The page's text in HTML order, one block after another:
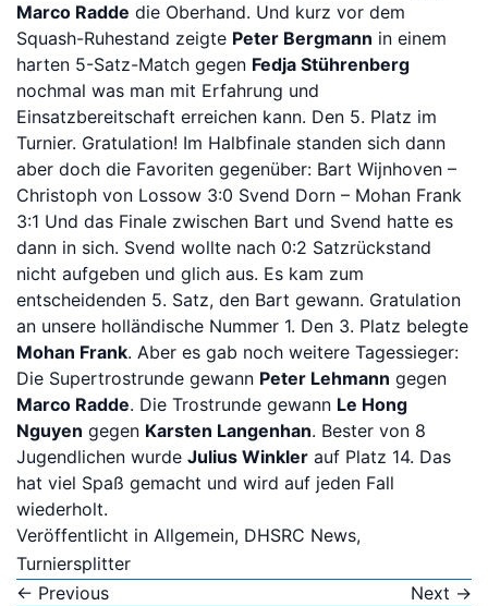
Jugend
Sponsoren
Bitte anmelden
Marco Radde die Oberhand. Und kurz vor dem
Squash-Ruhestand zeigte Peter Bergmann in einem
harten 5-Satz-Match gegen Fedja Stührenberg
nochmal was man mit Erfahrung und
Einsatzbereitschaft erreichen kann. Den 5. Platz im
Turnier. Gratulation! Im Halbfinale standen sich dann
aber doch die Favoriten gegenüber: Bart Wijnhoven –
Christoph von Lossow 3:0 Svend Dorn – Mohan Frank
3:1 Und das Finale zwischen Bart und Svend hatte es
dann in sich. Svend wollte nach 0:2 Satzrückstand
nicht aufgeben und glich aus. Es kam zum
entscheidenden 5. Satz, den Bart gewann. Gratulation
an unsere holländische Nummer 1. Den 3. Platz belegte
Mohan Frank. Aber es gab noch weitere Tagessieger:
Die Supertrostrunde gewann Peter Lehmann gegen
Marco Radde. Die Trostrunde gewann Le Hong
Nguyen gegen Karsten Langenhan. Bester von 8
Jugendlichen wurde Julius Winkler auf Platz 14. Das
hat viel Spaß gemacht und wird auf jeden Fall
wiederholt.
Veröffentlicht in Allgemein, DHSRC News,
Turniersplitter
← Previous Next →